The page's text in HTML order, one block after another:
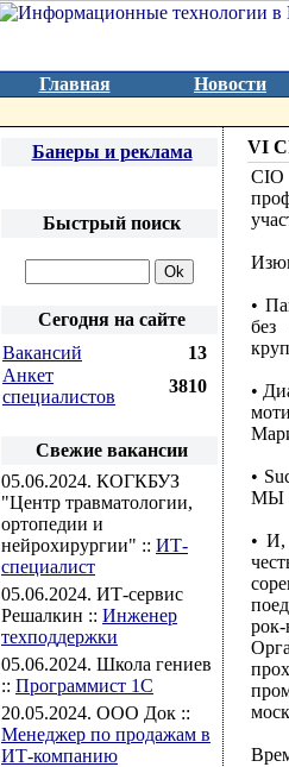
Главная Новости
Банеры и реклама
Быстрый поиск
Сегодня на сайте
Вакансий
13
Анкет
специалистов
3810
Свежие вакансии
05.06.2024. КОГКБУЗ
"Центр травматологии,
ортопедии и
нейрохирургии" :: ИТ-
специалист
05.06.2024. ИТ-сервис
Решалкин :: Инженер
техподдержки
05.06.2024. Школа гениев
:: Программист 1С
20.05.2024. ООО Док ::
Менеджер по продажам в
ИТ-компанию
VI
•
без
•
•
МЫ
• И,
рок-